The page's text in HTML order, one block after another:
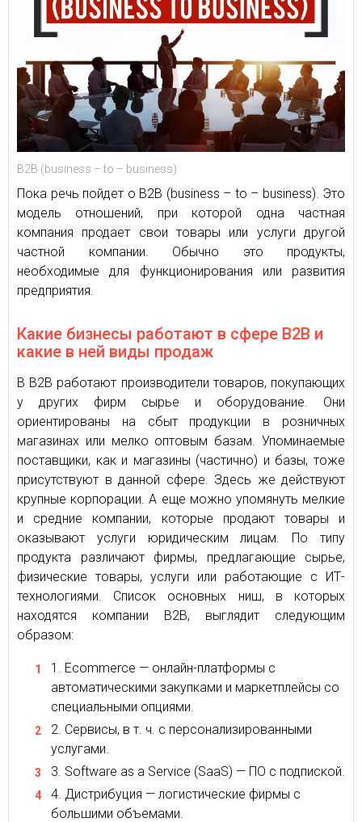
В2В (business – to – business)
Пока речь пойдет о В2В (business – to – business). Это
модель отношений, при которой одна частная
компания продает свои товары или услуги другой
частной компании. Обычно это продукты,
необходимые для функционирования или развития
предприятия.
Какие бизнесы работают в сфере В2В и
какие в ней виды продаж
В В2В работают производители товаров, покупающих
у других фирм сырье и оборудование. Они
ориентированы на сбыт продукции в розничных
магазинах или мелко оптовым базам. Упоминаемые
поставщики, как и магазины (частично) и базы, тоже
присутствуют в данной сфере. Здесь же действуют
крупные корпорации. А еще можно упомянуть мелкие
и средние компании, которые продают товары и
оказывают услуги юридическим лицам. По типу
продукта различают фирмы, предлагающие сырье,
физические товары, услуги или работающие с ИТ-
технологиями. Список основных ниш, в которых
находятся компании В2В, выглядит следующим
образом:
Ecommerce — онлайн-платформы с
автоматическими закупками и маркетплейсы со
специальными опциями.
Сервисы, в т. ч. с персонализированными
услугами.
Software as a Service (SaaS) — ПО с подпиской.
Дистрибуция — логистические фирмы с
большими объемами.